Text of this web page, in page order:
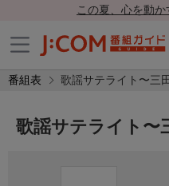
この夏、心を動
番組表 歌謡サテライト〜三
歌謡サテライト〜